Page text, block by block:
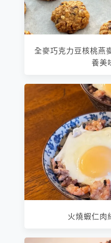
全麥巧克力豆核桃燕
養美
火燒蝦仁肉